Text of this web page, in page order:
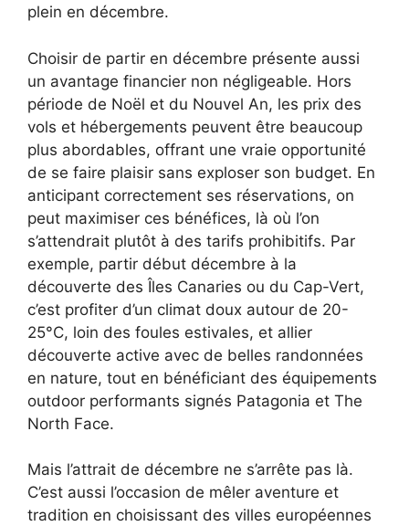
plein en décembre.
Choisir de partir en décembre présente aussi
un avantage financier non négligeable. Hors
période de Noël et du Nouvel An, les prix des
vols et hébergements peuvent être beaucoup
plus abordables, offrant une vraie opportunité
de se faire plaisir sans exploser son budget. En
anticipant correctement ses réservations, on
peut maximiser ces bénéfices, là où l’on
s’attendrait plutôt à des tarifs prohibitifs. Par
exemple, partir début décembre à la
découverte des Îles Canaries ou du Cap-Vert,
c’est profiter d’un climat doux autour de 20-
25°C, loin des foules estivales, et allier
découverte active avec de belles randonnées
en nature, tout en bénéficiant des équipements
outdoor performants signés Patagonia et The
North Face.
Mais l’attrait de décembre ne s’arrête pas là.
C’est aussi l’occasion de mêler aventure et
tradition en choisissant des villes européennes